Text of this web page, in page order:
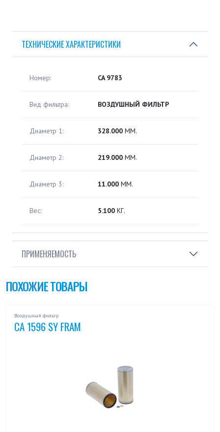
ТЕХНИЧЕСКИЕ ХАРАКТЕРИСТИКИ
Номер: CA 9783
Вид фильтра: ВОЗДУШНЫЙ ФИЛЬТР
Диаметр 1: 328.000 ММ.
Диаметр 2: 219.000 ММ.
Диаметр 3: 11.000 ММ.
Вес: 5.100 КГ.
ПРИМЕНЯЕМОСТЬ
ПОХОЖИЕ ТОВАРЫ
Воздушный фильтр
CA 1596 SY FRAM